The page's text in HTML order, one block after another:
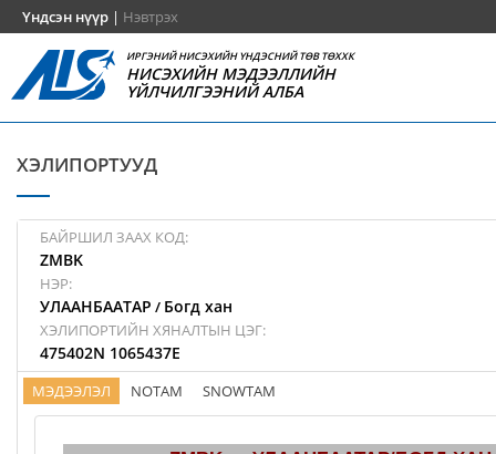
Үндсэн нүүр | Нэвтрэх
ИРГЭНИЙ НИСЭХИЙН ҮНДЭСНИЙ ТӨВ ТӨХХК
НИСЭХИЙН МЭДЭЭЛЛИЙН
ҮЙЛЧИЛГЭЭНИЙ АЛБА
ХЭЛИПОРТУУД
БАЙРШИЛ ЗААХ КОД:
ZMBK
НЭР:
УЛААНБААТАР / Богд хан
ХЭЛИПОРТИЙН ХЯНАЛТЫН ЦЭГ:
475402N 1065437E
МЭДЭЭЛЭЛ NOTAM SNOWTAM